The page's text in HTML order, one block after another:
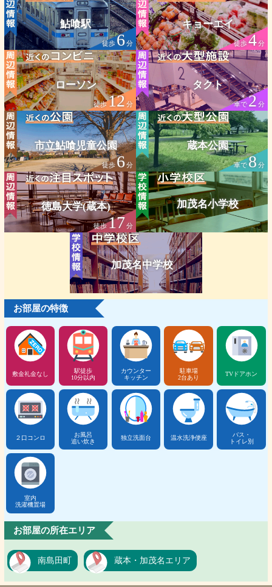
鮎喰駅
徒歩6分
キョーエイ
徒歩4分
ローソン
徒歩12分
タクト
車で2分
市立鮎喰児童公園
徒歩6分
蔵本公園
車で8 分
徳島大学(蔵本)
徒歩17分
加茂名小学校
加茂名中学校
お部屋の特徴
敷金礼金なし
駅徒歩
10分以内
カウンター
キッチン
駐車場
2台あり
TVドアホン
２口コンロ
お風呂
追い炊き
独立洗面台 温水洗浄便座
バス・
トイレ別
室内
洗濯機置場
お部屋の所在エリア
南島田町 蔵本・加茂名エリア